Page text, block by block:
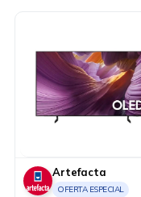
Artefacta
OFERTA ESPECIAL